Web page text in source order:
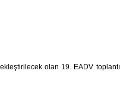
olan 19. EADV